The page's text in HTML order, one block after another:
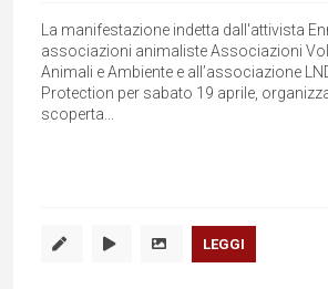
La manifestazione indetta dall'attivista
associazioni animaliste Associazioni
Animali e Ambiente e all’associazione
Protection per sabato 19 aprile,
scoperta...
LEGGI